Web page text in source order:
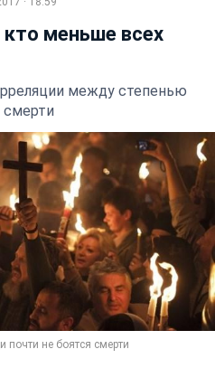
меньше всех
между степенью
смерти
почти не боятся смерти